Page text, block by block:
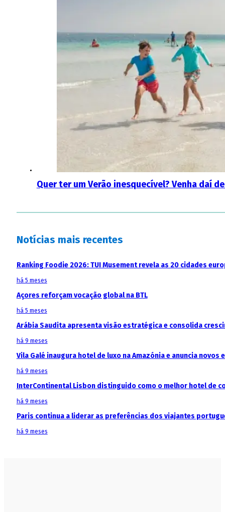
Quer ter um Verão inesquecível? Venha daí
Notícias mais recentes
Ranking Foodie 2026: TUI Musement revela as 20 cidades
há 5 meses
Açores reforçam vocação global na BTL
há 5 meses
Arábia Saudita apresenta visão estratégica e consolida
há 9 meses
Vila Galé inaugura hotel de luxo na Amazónia e anuncia
há 9 meses
InterContinental Lisbon distinguido como o melhor hotel de
há 9 meses
Paris continua a liderar as preferências dos viajantes
há 9 meses